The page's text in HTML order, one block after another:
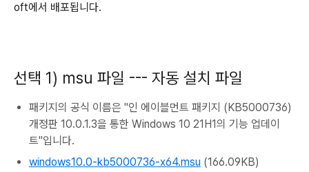
oft에서 배포됩니다.
선택 1) msu 파일 --- 자동 설치 파일
패키지의 공식 이름은 "인 에이블먼트 패키지 (KB5000736)
개정판 10.0.1.3을 통한 Windows 10 21H1의 기능 업데이
트"입니다.
windows10.0-kb5000736-x64.msu (166.09KB)